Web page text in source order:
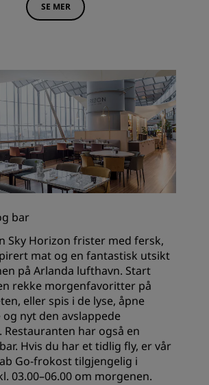
SE MER
bar
Sky Horizon frister med fersk,
mat og en fantastisk utsikt
på Arlanda lufthavn. Start
rekke morgenfavoritter på
eller spis i de lyse, åpne
nyt den avslappede
har også en
Hvis du har et tidlig fly, er vår
Go-frokost tilgjengelig i
03.00–06.00 om morgenen.